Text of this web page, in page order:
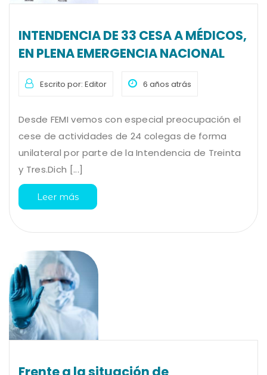
INTENDENCIA DE 33 CESA A MÉDICOS,
EN PLENA EMERGENCIA NACIONAL
Escrito por: Editor 6 años atrás
Desde FEMI vemos con especial preocupación el
cese de actividades de 24 colegas de forma
unilateral por parte de la Intendencia de Treinta
y Tres.Dich [...]
Leer más